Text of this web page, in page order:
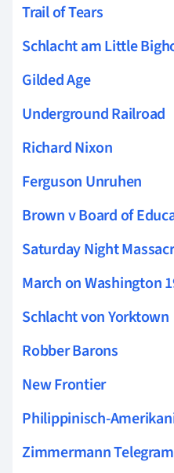
Trail of Tears
Schlacht am Little
Gilded Age
Underground Railroad
Richard Nixon
Ferguson Unruhen
Brown v Board of
Saturday Night
March on Washington
Schlacht von Yorktown
Robber Barons
New Frontier
Philippinisch-
Zimmermann